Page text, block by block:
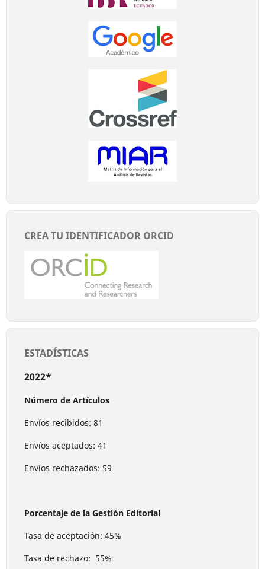
CREA TU IDENTIFICADOR ORCID
ESTADÍSTICAS
2022*
Número de Artículos
Envíos recibidos: 81
Envíos aceptados: 41
Envíos rechazados: 59
Porcentaje de la Gestión Editorial
Tasa de aceptación: 45%
Tasa de rechazo: 55%